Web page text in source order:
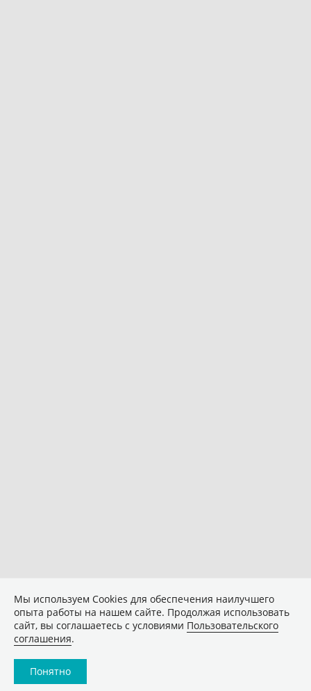
Мы используем Сookies для обеспечения наилучшего
опыта работы на нашем сайте. Продолжая использовать
сайт, вы соглашаетесь с условиями Пользовательского
соглашения.
Понятно